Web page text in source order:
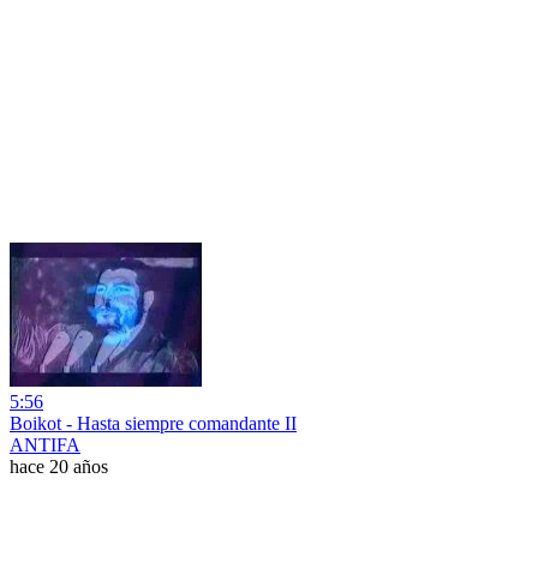
5:56
Boikot - Hasta siempre comandante II
ANTIFA
hace 20 años